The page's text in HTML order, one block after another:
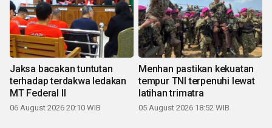
Jaksa bacakan tuntutan
terhadap terdakwa ledakan
MT Federal II
06 August 2026 20:10 WIB
Menhan pastikan kekuatan
tempur TNI terpenuhi lewat
latihan trimatra
05 August 2026 18:52 WIB